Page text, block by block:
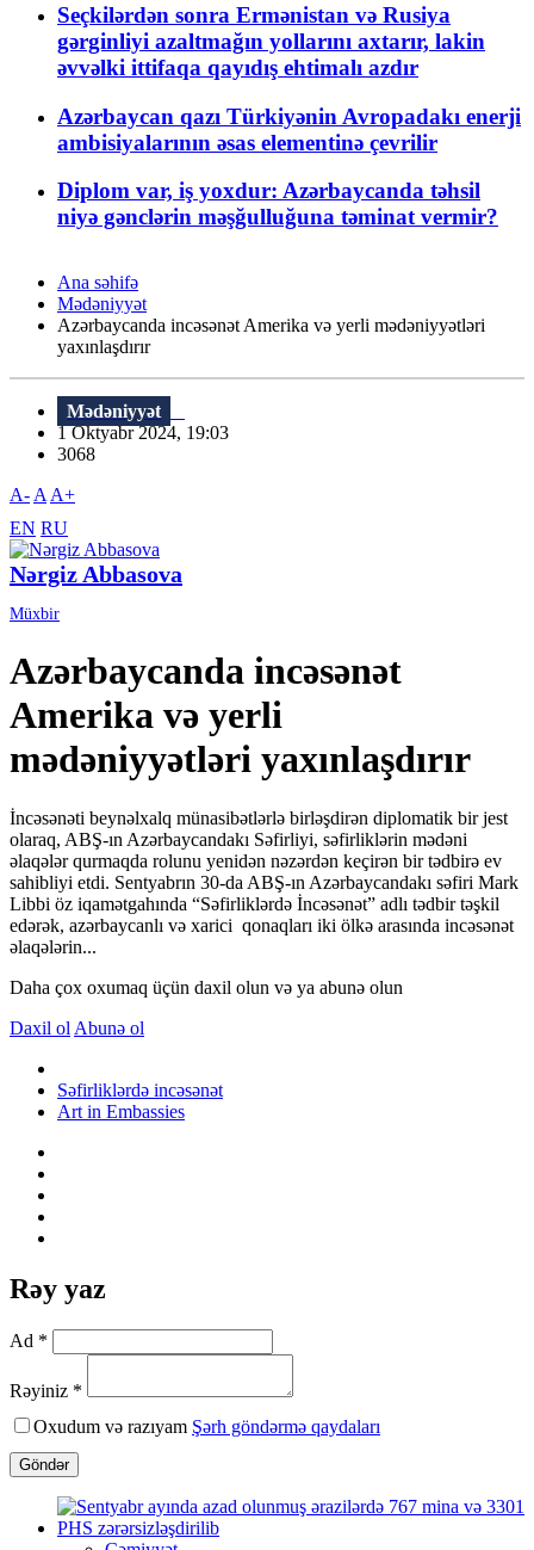
Seçkilərdən sonra Ermənistan və Rusiya
gərginliyi azaltmağın yollarını axtarır, lakin
əvvəlki ittifaqa qayıdış ehtimalı azdır
Azərbaycan qazı Türkiyənin Avropadakı enerji
ambisiyalarının əsas elementinə çevrilir
Diplom var, iş yoxdur: Azərbaycanda təhsil
niyə gənclərin məşğulluğuna təminat vermir?
Ana səhifə
Mədəniyyət
Azərbaycanda incəsənət Amerika və yerli mədəniyyətləri
yaxınlaşdırır
Mədəniyyət
1 Oktyabr 2024, 19:03
3068
A- A A+
EN RU
Nərgiz Abbasova
Müxbir
Azərbaycanda incəsənət
Amerika və yerli
mədəniyyətləri yaxınlaşdırır
İncəsənəti beynəlxalq münasibətlərlə birləşdirən diplomatik bir jest
olaraq, ABŞ-ın Azərbaycandakı Səfirliyi, səfirliklərin mədəni
əlaqələr qurmaqda rolunu yenidən nəzərdən keçirən bir tədbirə ev
sahibliyi etdi. Sentyabrın 30-da ABŞ-ın Azərbaycandakı səfiri Mark
Libbi öz iqamətgahında “Səfirliklərdə İncəsənət” adlı tədbir təşkil
edərək, azərbaycanlı və xarici qonaqları iki ölkə arasında incəsənət
əlaqələrin...
Daha çox oxumaq üçün daxil olun və ya abunə olun
Daxil ol Abunə ol
Səfirliklərdə incəsənət
Art in Embassies
Rəy yaz
Ad *
Rəyiniz *
Oxudum və razıyam Şərh göndərmə qaydaları
Göndər